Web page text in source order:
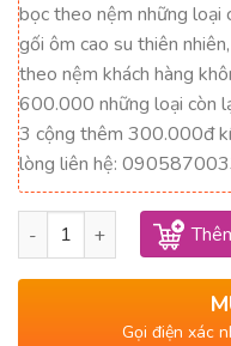
bọc theo nệm những loại
gối ôm cao su thiên
theo nệm khách hàng
600.000 những loại còn
3 cộng thêm 300.000đ
lòng liên hệ:
Nệm Cao Su Thiên
Gọi điện xác